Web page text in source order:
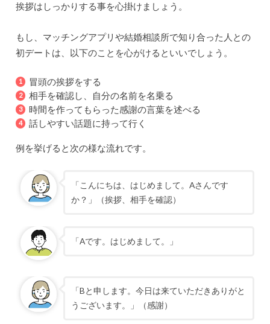
挨拶はしっかりする事を心掛けましょう。
もし、マッチングアプリや結婚相談所で知り合った人との
初デートは、以下のことを心がけるといいでしょう。
冒頭の挨拶をする
相手を確認し、自分の名前を名乗る
時間を作ってもらった感謝の言葉を述べる
話しやすい話題に持って行く
例を挙げると次の様な流れです。
「こんにちは、はじめまして。Aさんです
か？」（挨拶、相手を確認）
「Aです。はじめまして。」
「Bと申します。今日は来ていただきありがと
うございます。」（感謝）